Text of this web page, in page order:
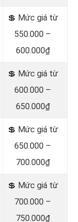
💲 Mức giá từ
550.000 –
600.000₫
💲 Mức giá từ
600.000 –
650.000₫
💲 Mức giá từ
650.000 –
700.000₫
💲 Mức giá từ
700.000 –
750.000₫